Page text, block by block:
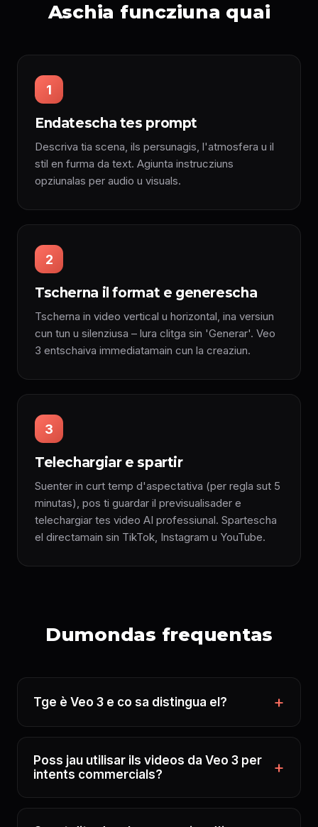
Aschia funcziuna quai
1
Endatescha tes prompt
Descriva tia scena, ils persunagis, l'atmosfera u il
stil en furma da text. Agiunta instrucziuns
opziunalas per audio u visuals.
2
Tscherna il format e generescha
Tscherna in video vertical u horizontal, ina versiun
cun tun u silenziusa – lura clitga sin 'Generar'. Veo
3 entschaiva immediatamain cun la creaziun.
3
Telechargiar e spartir
Suenter in curt temp d'aspectativa (per regla sut 5
minutas), pos ti guardar il previsualisader e
telechargiar tes video AI professiunal. Spartescha
el directamain sin TikTok, Instagram u YouTube.
Dumondas frequentas
Tge è Veo 3 e co sa distingua el?
Poss jau utilisar ils videos da Veo 3 per
intents commercials?